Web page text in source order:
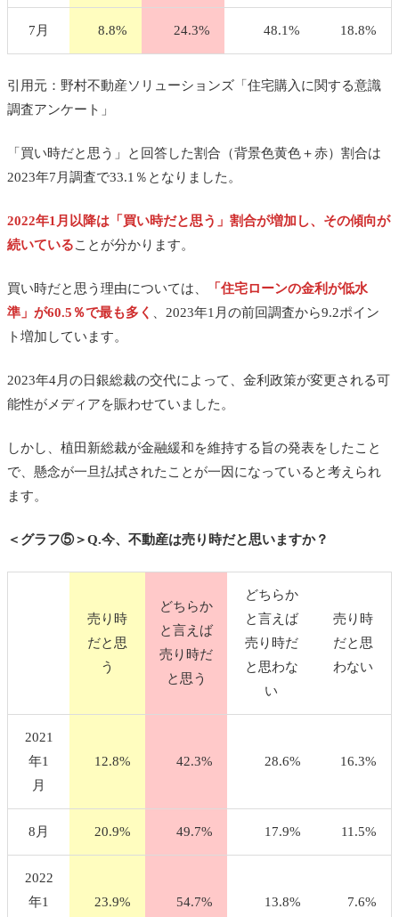
7月 8.8% 24.3% 48.1% 18.8%
引用元：野村不動産ソリューションズ「住宅購入に関する意識
調査アンケート」
「買い時だと思う」と回答した割合（背景色黄色＋赤）割合は
2023年7月調査で33.1％となりました。
2022年1月以降は「買い時だと思う」割合が増加し、その傾向が
続いていることが分かります。
買い時だと思う理由については、
「住宅ローンの金利が低水
準」が60.5％で最も多く
、2023年1月の前回調査から9.2ポイン
ト増加しています。
2023年4月の日銀総裁の交代によって、金利政策が変更される可
能性がメディアを賑わせていました。
しかし、植田新総裁が金融緩和を維持する旨の発表をしたこと
で、懸念が一旦払拭されたことが一因になっていると考えられ
ます。
＜グラフ⑤＞Q.今、不動産は売り時だと思いますか？
売り時
だと思
う
どちらか
と言えば
売り時だ
と思う
どちらか
と言えば
売り時だ
と思わな
い
売り時
だと思
わない
2021
年1
月
12.8% 42.3% 28.6% 16.3%
8月 20.9% 49.7% 17.9% 11.5%
2022
年1
23.9% 54.7% 13.8% 7.6%